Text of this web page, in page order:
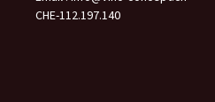
CHE-112.197.140